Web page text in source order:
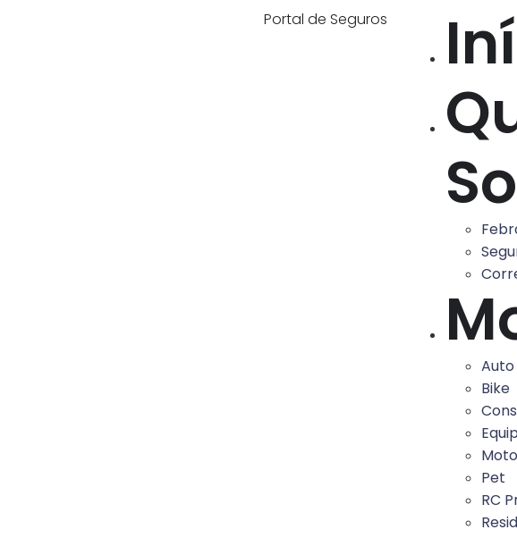
Portal de Seguros
Auto
Bike
Moto
Pet
RC